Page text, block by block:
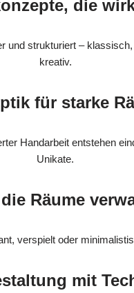
die
und strukturiert –
kreativ.
für starke
Handarbeit entstehen
Unikate.
Räume
verspielt oder
mit